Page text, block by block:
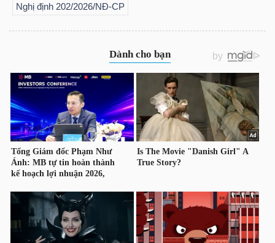
Nghị định 202/2026/NĐ-CР
LIỆU
CÔNG
NGHIỆP
TIÊU
DÙNG
KHÔNG
THIẾT